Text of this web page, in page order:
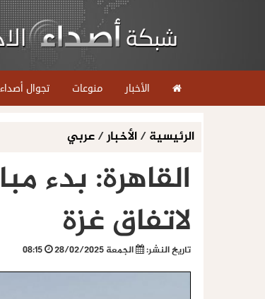
الأخبار منوعات تجوال أصداء
الرئيسية/الأخبار/عربي
القاهرة: بدء
لاتفاق غزة
تاريخ النشر: الجمعة 28/02/2025